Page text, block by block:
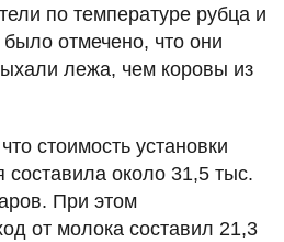
по температуре рубца и
отмечено, что они
лежа, чем коровы из
стоимость установки
около 31,5 тыс.
При этом
от молока составил 21,3